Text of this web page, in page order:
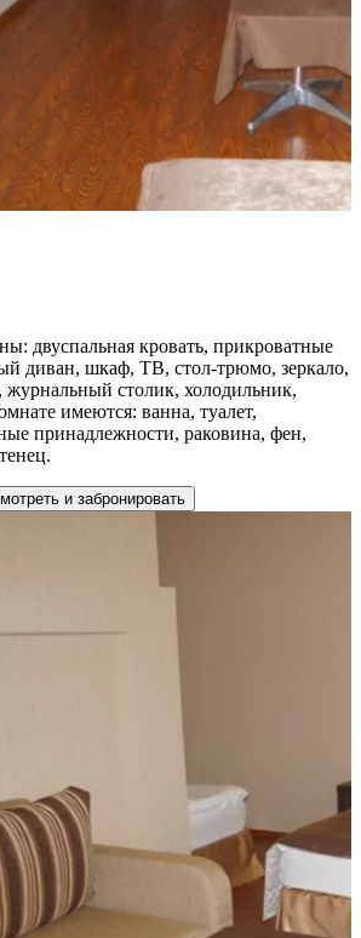
двуспальная кровать, прикроватные
диван, шкаф, ТВ, стол-трюмо, зеркало,
журнальный столик, холодильник,
имеются: ванна, туалет,
принадлежности, раковина, фен,
и забронировать